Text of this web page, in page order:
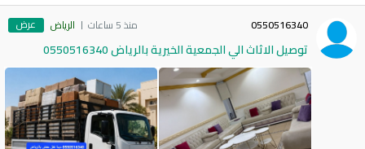
0550516340 منذ 5 ساعات الرياض عرض
توصيل الاثاث الي الجمعية الخيرية بالرياض 0550516340